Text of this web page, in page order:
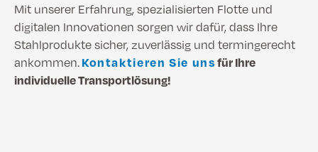
Mit unserer Erfahrung, spezialisierten Flotte und
digitalen Innovationen sorgen wir dafür, dass Ihre
Stahlprodukte sicher, zuverlässig und termingerecht
ankommen.Kontaktieren Sie unsfür Ihre
individuelle Transportlösung!